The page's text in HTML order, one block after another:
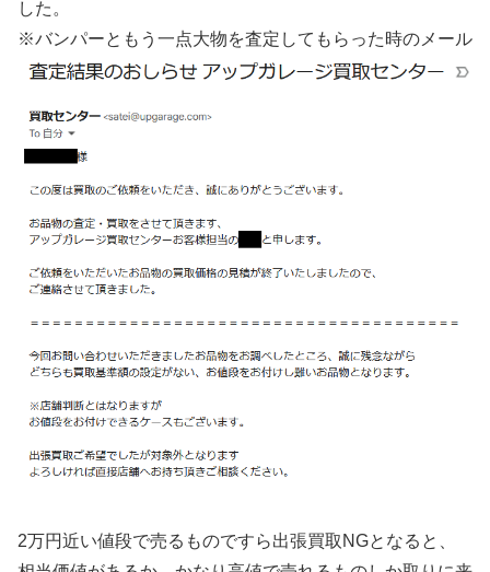
した。
※バンパーともう一点大物を査定してもらった時のメール
2万円近い値段で売るものですら出張買取NGとなると、